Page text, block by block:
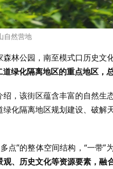
自然营地
林公园，南至模式口历史文
绿化隔离地区的重点地区，
，该街区蕴含丰富的自然生
化隔离地区规划建设、破解
点”的整体空间结构，“一带”
观、历史文化等资源要素，融